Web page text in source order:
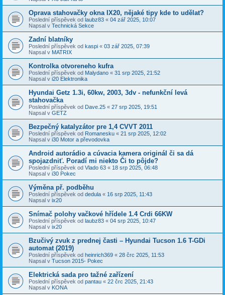
Oprava stahovačky okna IX20, nějaké tipy kde to udělat?
Poslední příspěvek od laubz83 « 04 zář 2025, 10:07
Napsal v Technická Sekce
Zadní blatníky
Poslední příspěvek od kaspi « 03 zář 2025, 07:39
Napsal v MATRIX
Kontrolka otvoreneho kufra
Poslední příspěvek od Malydano « 31 srp 2025, 21:52
Napsal v i20 Elektronika
Hyundai Getz 1.3i, 60kw, 2003, 3dv - nefunkční levá
stahovačka
Poslední příspěvek od Dave.25 « 27 srp 2025, 19:51
Napsal v GETZ
Bezpečný katalyzátor pre 1,4 CVVT 2011
Poslední příspěvek od Romanesku « 21 srp 2025, 12:02
Napsal v i30 Motor a převodovka
Android autorádio a cúvacia kamera originál či sa dá
spojazdniť. Poradí mi niekto Či to pôjde?
Poslední příspěvek od Vlado 63 « 18 srp 2025, 06:48
Napsal v i30 Pokec
Výměna př. podběhu
Poslední příspěvek od dedula « 16 srp 2025, 11:43
Napsal v ix20
Snímač polohy vačkové hřídele 1.4 Crdi 66KW
Poslední příspěvek od laubz83 « 04 srp 2025, 10:47
Napsal v ix20
Bzučivý zvuk z prednej časti – Hyundai Tucson 1.6 T-GDi
automat (2019)
Poslední příspěvek od heinrich369 « 28 črc 2025, 11:53
Napsal v Tucson 2015- Pokec
Elektrická sada pro tažné zařízení
Poslední příspěvek od pantau « 22 črc 2025, 21:43
Napsal v KONA